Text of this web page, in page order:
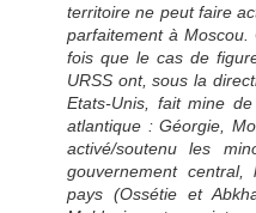
territoire ne peut faire
parfaitement à
fois que le cas de
URSS ont, sous la
Etats-Unis, fait mine
atlantique : Géorgie,
activé/soutenu les
gouvernement
pays (Ossétie et